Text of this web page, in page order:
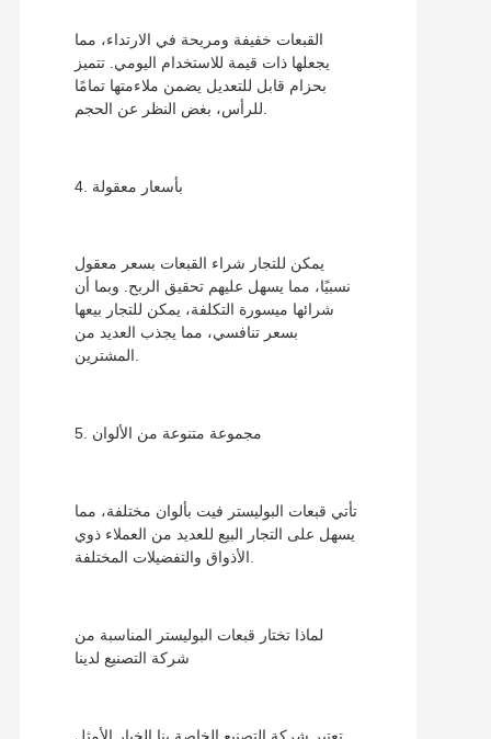
القبعات خفيفة ومريحة في الارتداء، مما
يجعلها ذات قيمة للاستخدام اليومي. تتميز
بحزام قابل للتعديل يضمن ملاءمتها تمامًا
يمكن للتجار شراء القبعات بسعر معقول
نسبيًا، مما يسهل عليهم تحقيق الربح. وبما أن
شرائها ميسورة التكلفة، يمكن للتجار بيعها
بسعر تنافسي، مما يجذب العديد من
المشترين.
تأتي قبعات البوليستر فيت بألوان مختلفة، مما
يسهل على التجار البيع للعديد من العملاء ذوي
لماذا تختار قبعات البوليستر المناسبة من
شركة التصنيع لدينا
تعتبر شركة التصنيع الخاصة بنا الخيار الأمثل